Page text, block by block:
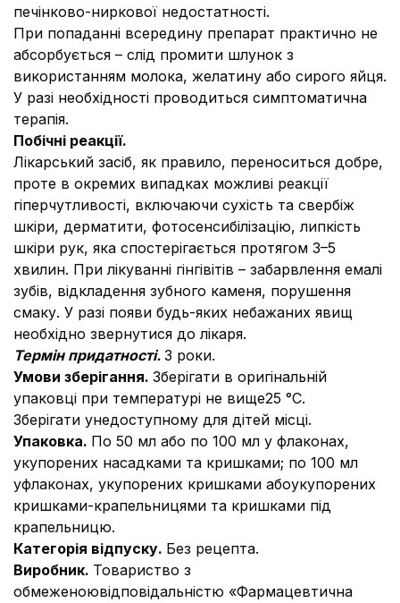
печінково-ниркової недостатності.
При попаданні всередину препарат практично не
абсорбується – слід промити шлунок з
використанням молока, желатину або сирого яйця.
У разі необхідності проводиться симптоматична
терапія.
Побічні реакції.
Лікарський засіб, як правило, переноситься добре,
проте в окремих випадках можливі реакції
гіперчутливості, включаючи сухість та свербіж
шкіри, дерматити, фотосенсибілізацію, липкість
шкіри рук, яка спостерігається протягом 3–5
хвилин. При лікуванні гінгівітів – забарвлення емалі
зубів, відкладення зубного каменя, порушення
смаку. У разі появи будь-яких небажаних явищ
необхідно звернутися до лікаря.
Термін придатності. 3 роки.
Умови зберігання. Зберігати в оригінальній
упаковці при температурі не вище25 °С.
Зберігати унедоступному для дітей місці.
Упаковка. По 50 мл або по 100 мл у флаконах,
укупорених насадками та кришками; по 100 мл
уфлаконах, укупорених кришками абоукупорених
кришками-крапельницями та кришками під
крапельницю.
Категорія відпуску. Без рецепта.
Виробник. Товариство з
обмеженоювідповідальністю «Фармацевтична